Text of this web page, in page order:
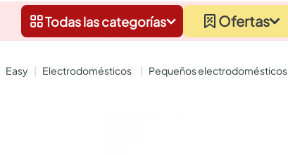
Todas las categorías Ofertas
electrodomésticos pequeños electrodomésticos